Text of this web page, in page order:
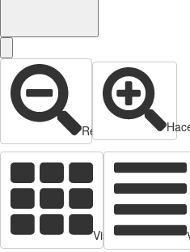
Reducir zoom
Vista de tarjetas